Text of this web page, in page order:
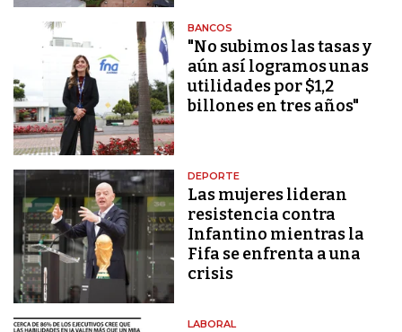
BANCOS
"No subimos las tasas y
aún así logramos unas
utilidades por $1,2
billones en tres años"
DEPORTE
Las mujeres lideran
resistencia contra
Infantino mientras la
Fifa se enfrenta a una
crisis
LABORAL